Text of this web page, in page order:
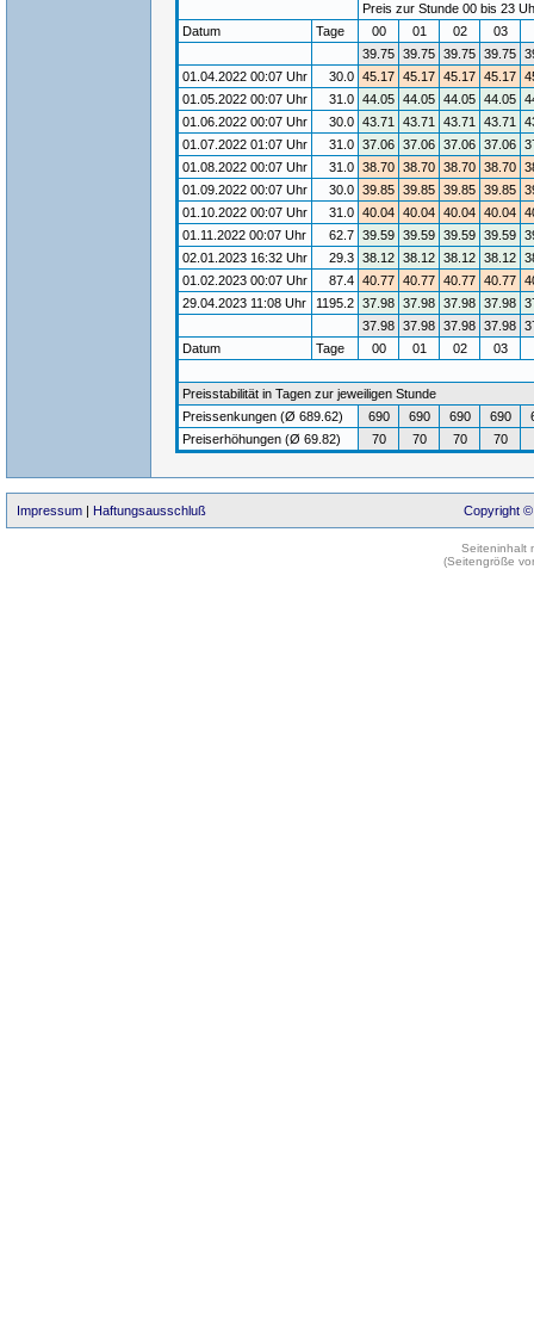
Preis zur Stunde 00 bis 23
Datum
Tage 00 01 02 03
39.75 39.75 39.75 39.75
01.04.2022 00:07 Uhr
30.0 45.17 45.17 45.17 45.17
01.05.2022 00:07 Uhr
31.0 44.05 44.05 44.05 44.05
01.06.2022 00:07 Uhr
30.0 43.71 43.71 43.71 43.71
01.07.2022 01:07 Uhr
31.0 37.06 37.06 37.06 37.06
01.08.2022 00:07 Uhr
31.0 38.70 38.70 38.70 38.70
01.09.2022 00:07 Uhr
30.0 39.85 39.85 39.85 39.85
01.10.2022 00:07 Uhr
31.0 40.04 40.04 40.04 40.04
01.11.2022 00:07 Uhr
62.7 39.59 39.59 39.59 39.59
02.01.2023 16:32 Uhr
29.3 38.12 38.12 38.12 38.12
01.02.2023 00:07 Uhr
87.4 40.77 40.77 40.77 40.77
29.04.2023 11:08 Uhr
1195.2 37.98 37.98 37.98 37.98
37.98 37.98 37.98 37.98
Datum
Tage 00 01 02 03
Preisstabilität in Tagen zur jeweiligen Stunde
Preissenkungen (Ø 689.62)
690 690 690 690
Preiserhöhungen (Ø 69.82)
70 70 70 70
Impressum | Haftungsausschluß Copyright ©
Seiteninhalt
(Seitengröße